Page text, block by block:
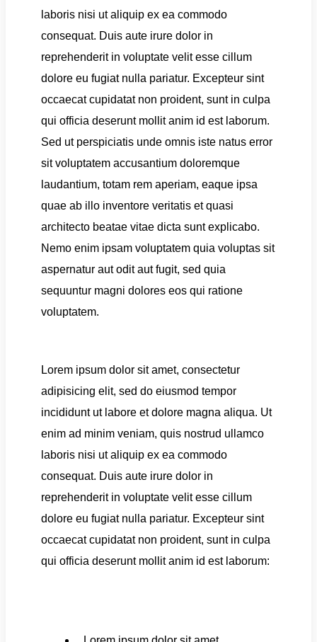
laboris nisi ut aliquip ex ea commodo
consequat. Duis aute irure dolor in
reprehenderit in voluptate velit esse cillum
dolore eu fugiat nulla pariatur. Excepteur sint
occaecat cupidatat non proident, sunt in culpa
qui officia deserunt mollit anim id est laborum.
Sed ut perspiciatis unde omnis iste natus error
sit voluptatem accusantium doloremque
laudantium, totam rem aperiam, eaque ipsa
quae ab illo inventore veritatis et quasi
architecto beatae vitae dicta sunt explicabo.
Nemo enim ipsam voluptatem quia voluptas sit
aspernatur aut odit aut fugit, sed quia
sequuntur magni dolores eos qui ratione
voluptatem.
Lorem ipsum dolor sit amet, consectetur
adipisicing elit, sed do eiusmod tempor
incididunt ut labore et dolore magna aliqua. Ut
enim ad minim veniam, quis nostrud ullamco
laboris nisi ut aliquip ex ea commodo
consequat. Duis aute irure dolor in
reprehenderit in voluptate velit esse cillum
dolore eu fugiat nulla pariatur. Excepteur sint
occaecat cupidatat non proident, sunt in culpa
qui officia deserunt mollit anim id est laborum: